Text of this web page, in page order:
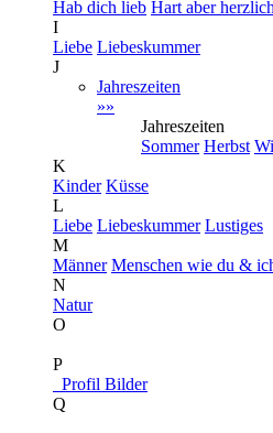
Hab dich lieb Hart aber herzlich
I
Liebe Liebeskummer
J
Jahreszeiten
»»
Jahreszeiten
Sommer Herbst
K
Kinder Küsse
L
Liebe Liebeskummer Lustiges
M
Männer Menschen wie du &
N
Natur
O
P
Profil Bilder
Q